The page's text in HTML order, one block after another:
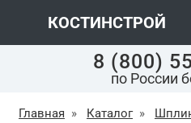
КОСТИНСТРОЙ
8 (800)
по России
Главная » Каталог »